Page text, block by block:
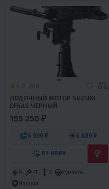
ЛОДОЧНЫЙ МОТОР SUZUKI
DF6AS ЧЕРНЫЙ
155 250 ₽
6 990 ₽ 6 680 ₽
В 1 КЛИК
6 4T S
Румпель
Япония